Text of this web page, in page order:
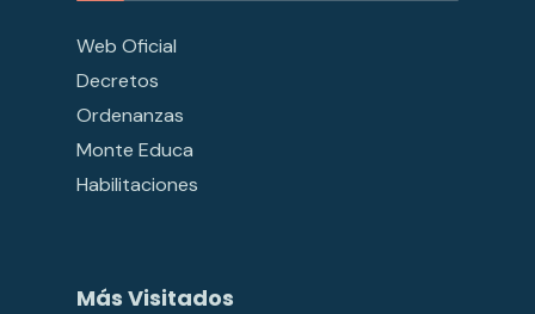
Web Oficial
Decretos
Ordenanzas
Monte Educa
Habilitaciones
Más Visitados